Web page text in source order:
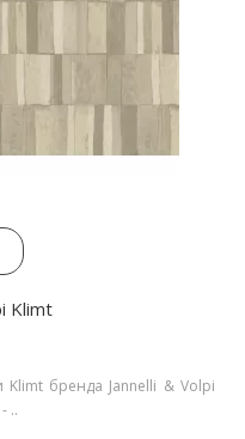
Klimt
бренда Jannelli & Volpi
..